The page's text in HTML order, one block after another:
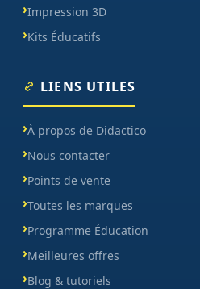
Impression 3D
Kits Éducatifs
LIENS UTILES
À propos de Didactico
Nous contacter
Points de vente
Toutes les marques
Programme Éducation
Meilleures offres
Blog & tutoriels